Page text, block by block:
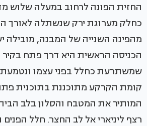
החזית הפונה לרחוב במעלה שלוש
כחלק מערוגת ירק שנשתלה לאורך
מהפינה השנייה של המבנה, מובילה
הכניסה הראשית היא דרך פתח בקיר
שמשתרעת כחלל בפני עצמו
קומת הקרקע מתוכננת בתוכנית
המותיר את המטבח והסלון בלב
רצף ליניארי אל לב החצר. חלל